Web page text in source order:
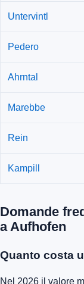
Untervintl
Pedero
Ahrntal
Marebbe
Rein
Kampill
Domande
a Aufhofen
Quanto costa
Nel 2026 il valore